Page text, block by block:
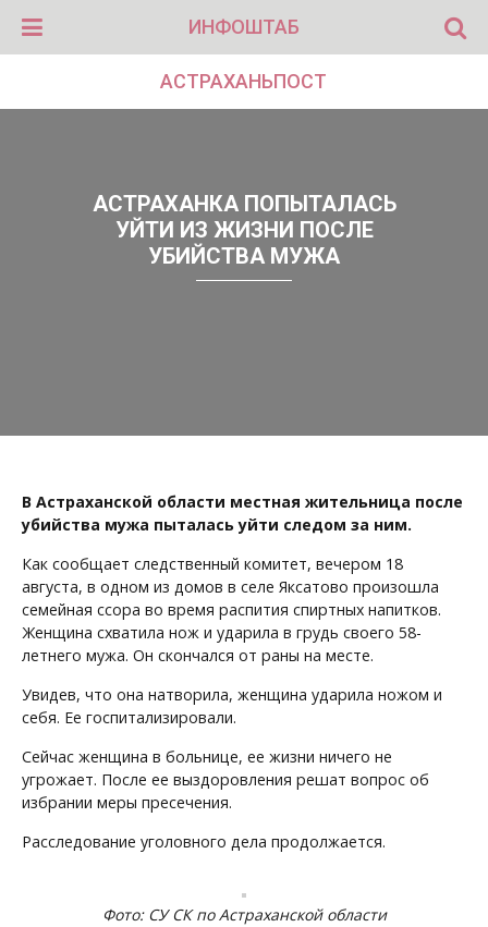
ИНФОШТАБ
АСТРАХАНЬПОСТ
АСТРАХАНКА ПОПЫТАЛАСЬ
УЙТИ ИЗ ЖИЗНИ ПОСЛЕ
УБИЙСТВА МУЖА
В Астраханской области местная жительница после
убийства мужа пыталась уйти следом за ним.
Как сообщает следственный комитет, вечером 18
августа, в одном из домов в селе Яксатово произошла
семейная ссора во время распития спиртных напитков.
Женщина схватила нож и ударила в грудь своего 58-
летнего мужа. Он скончался от раны на месте.
Увидев, что она натворила, женщина ударила ножом и
себя. Ее госпитализировали.
Сейчас женщина в больнице, ее жизни ничего не
угрожает. После ее выздоровления решат вопрос об
избрании меры пресечения.
Расследование уголовного дела продолжается.
Фото: СУ СК по Астраханской области